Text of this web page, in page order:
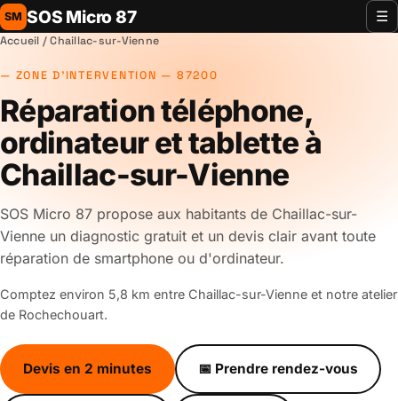
SM SOS Micro 87 ☰
Accueil / Chaillac-sur-Vienne
ZONE D'INTERVENTION — 87200
Réparation téléphone,
ordinateur et tablette à
Chaillac-sur-Vienne
SOS Micro 87 propose aux habitants de Chaillac-sur-
Vienne un diagnostic gratuit et un devis clair avant toute
réparation de smartphone ou d'ordinateur.
Comptez environ 5,8 km entre Chaillac-sur-Vienne et notre atelier
de Rochechouart.
Devis en 2 minutes 📅 Prendre rendez-vous